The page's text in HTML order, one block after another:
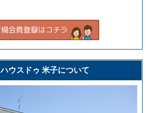
ハウスドゥ 米子について